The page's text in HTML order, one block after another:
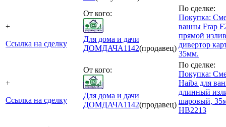
+
Ссылка на сделку
От кого:
Для дома и дачи
ДОМДАЧА1142(продавец)
По сделке:
Покупка:
ванны Frap
прямой
дивертор
35мм.
+
Ссылка на сделку
От кого:
Для дома и дачи
ДОМДАЧА1142(продавец)
По сделке:
Покупка:
Haiba для
длинный
шаровый,
HB2213